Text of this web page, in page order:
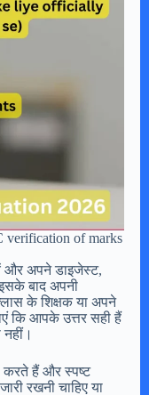
verification of marks
और अपने डाइजेस्ट,
बाद अपनी
के शिक्षक या अपने
कि आपके उत्तर सही हैं
करते हैं और स्पष्ट
रखनी चाहिए या